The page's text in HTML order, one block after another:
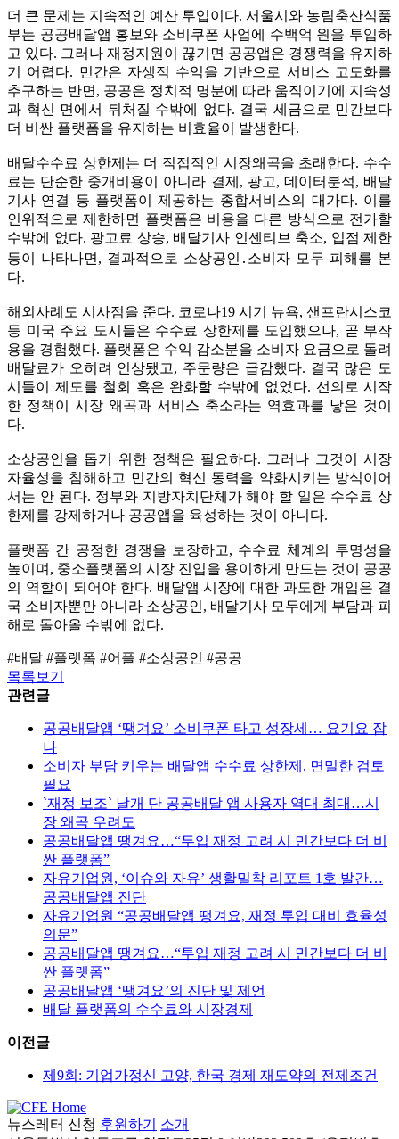
더 큰 문제는 지속적인 예산 투입이다. 서울시와 농림축산식품
부는 공공배달앱 홍보와 소비쿠폰 사업에 수백억 원을 투입하
고 있다. 그러나 재정지원이 끊기면 공공앱은 경쟁력을 유지하
기 어렵다. 민간은 자생적 수익을 기반으로 서비스 고도화를
추구하는 반면, 공공은 정치적 명분에 따라 움직이기에 지속성
과 혁신 면에서 뒤처질 수밖에 없다. 결국 세금으로 민간보다
더 비싼 플랫폼을 유지하는 비효율이 발생한다.
배달수수료 상한제는 더 직접적인 시장왜곡을 초래한다. 수수
료는 단순한 중개비용이 아니라 결제, 광고, 데이터분석, 배달
기사 연결 등 플랫폼이 제공하는 종합서비스의 대가다. 이를
인위적으로 제한하면 플랫폼은 비용을 다른 방식으로 전가할
수밖에 없다. 광고료 상승, 배달기사 인센티브 축소, 입점 제한
등이 나타나면, 결과적으로 소상공인․소비자 모두 피해를 본
다.
해외사례도 시사점을 준다. 코로나19 시기 뉴욕, 샌프란시스코
등 미국 주요 도시들은 수수료 상한제를 도입했으나, 곧 부작
용을 경험했다. 플랫폼은 수익 감소분을 소비자 요금으로 돌려
배달료가 오히려 인상됐고, 주문량은 급감했다. 결국 많은 도
시들이 제도를 철회 혹은 완화할 수밖에 없었다. 선의로 시작
한 정책이 시장 왜곡과 서비스 축소라는 역효과를 낳은 것이
다.
소상공인을 돕기 위한 정책은 필요하다. 그러나 그것이 시장
자율성을 침해하고 민간의 혁신 동력을 약화시키는 방식이어
서는 안 된다. 정부와 지방자치단체가 해야 할 일은 수수료 상
한제를 강제하거나 공공앱을 육성하는 것이 아니다.
플랫폼 간 공정한 경쟁을 보장하고, 수수료 체계의 투명성을
높이며, 중소플랫폼의 시장 진입을 용이하게 만드는 것이 공공
의 역할이 되어야 한다. 배달앱 시장에 대한 과도한 개입은 결
국 소비자뿐만 아니라 소상공인, 배달기사 모두에게 부담과 피
해로 돌아올 수밖에 없다.
#배달 #플랫폼 #어플 #소상공인 #공공
목록보기
관련글
공공배달앱 ‘땡겨요’ 소비쿠폰 타고 성장세… 요기요 잡
나
소비자 부담 키우는 배달앱 수수료 상한제, 면밀한 검토
필요
`재정 보조` 날개 단 공공배달 앱 사용자 역대 최대…시
장 왜곡 우려도
공공배달앱 땡겨요…“투입 재정 고려 시 민간보다 더 비
싼 플랫폼”
자유기업원, ‘이슈와 자유’ 생활밀착 리포트 1호 발간…
공공배달앱 진단
자유기업원 “공공배달앱 땡겨요, 재정 투입 대비 효율성
의문”
공공배달앱 땡겨요…“투입 재정 고려 시 민간보다 더 비
싼 플랫폼”
공공배달앱 ‘땡겨요’의 진단 및 제언
배달 플랫폼의 수수료와 시장경제
이전글
제9회: 기업가정신 고양, 한국 경제 재도약의 전제조건
뉴스레터 신청 후원하기
소개